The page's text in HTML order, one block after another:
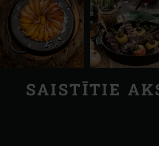
SAISTĪTIE